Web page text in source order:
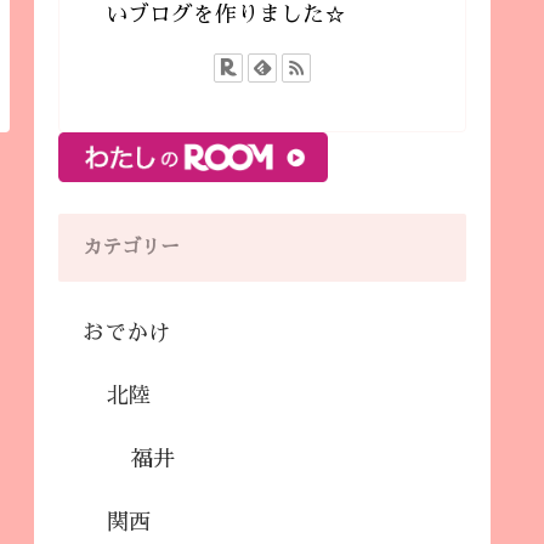
いブログを作りました☆
カテゴリー
おでかけ
北陸
福井
関西